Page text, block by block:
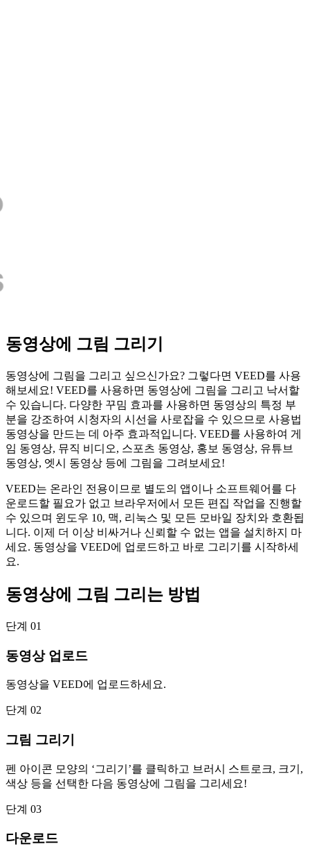
동영상에 그림 그리기
동영상에 그림을 그리고 싶으신가요? 그렇다면 VEED를 사용
해보세요! VEED를 사용하면 동영상에 그림을 그리고 낙서할
수 있습니다. 다양한 꾸밈 효과를 사용하면 동영상의 특정 부
분을 강조하여 시청자의 시선을 사로잡을 수 있으므로 사용법
동영상을 만드는 데 아주 효과적입니다. VEED를 사용하여 게
임 동영상, 뮤직 비디오, 스포츠 동영상, 홍보 동영상, 유튜브
동영상, 엣시 동영상 등에 그림을 그려보세요!
VEED는 온라인 전용이므로 별도의 앱이나 소프트웨어를 다
운로드할 필요가 없고 브라우저에서 모든 편집 작업을 진행할
수 있으며 윈도우 10, 맥, 리눅스 및 모든 모바일 장치와 호환됩
니다. 이제 더 이상 비싸거나 신뢰할 수 없는 앱을 설치하지 마
세요. 동영상을 VEED에 업로드하고 바로 그리기를 시작하세
요.
동영상에 그림 그리는 방법
단계 01
동영상 업로드
동영상을 VEED에 업로드하세요.
단계 02
그림 그리기
펜 아이콘 모양의 ‘그리기’를 클릭하고 브러시 스트로크, 크기,
색상 등을 선택한 다음 동영상에 그림을 그리세요!
단계 03
다운로드